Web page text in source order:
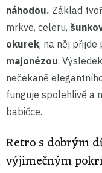
náhodou. Základ
mrkve, celeru,
okurek, na něj přijde
majonézou.
nečekaně
funguje spolehlivě a
babičce.
Retro s dobrým
výjimečným